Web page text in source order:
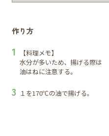
作り方
【料理メモ】
水分が多いため、揚げる際は
油はねに注意する。
１を170℃の油で揚げる。